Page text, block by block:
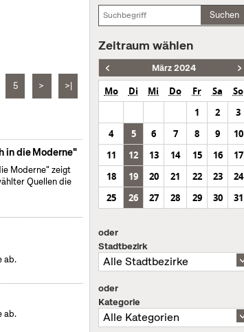
5 > >|
in die Moderne"
Moderne" zeigt
Quellen die
ab.
ab.
Suchen
Zeitraum wählen
März 2024
Mo Di Mi Do Fr Sa
So
1
2
3
4
5 6 7 8 9
10
11
12 13 14 15 16
17
18
19 20 21 22 23
24
25
26 27 28 29 30 31
oder
Stadtbezirk
oder
Kategorie